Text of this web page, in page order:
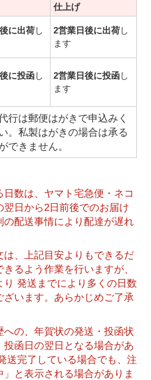
仕上げ
に出荷し
2営業日後に出荷し
ます
に投函し
2営業日後に投函し
ます
行は郵便はがきで申込みく
。私製はがきの場合は承る
できません。
数は、ヤマト宅急便・ネコ
翌日から2日前後でのお届け
の配送事情により配達が遅れ
は、上記目安よりもできるだ
るよう作業を行いますが、
り 発送までにより多くの日数
ざいます。あらかじめご了承
への、年賀状の発送・投函状
投函日の翌日となる場合があ
送完了している場合でも、注
と表示される場合がありま